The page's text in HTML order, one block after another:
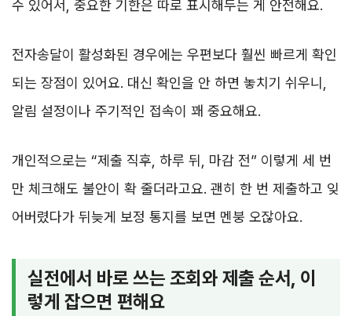
수 있어서, 중요한 기한은 따로 표시해두는 게 안전해요.
전자송달이 활성화된 경우에는 우편보다 훨씬 빠르게 확인
되는 장점이 있어요. 대신 확인을 안 하면 놓치기 쉬우니,
알림 설정이나 주기적인 접속이 꽤 중요해요.
개인적으로는 “제출 직후, 하루 뒤, 마감 전” 이렇게 세 번
만 체크해도 불안이 확 줄더라고요. 괜히 한 번 제출하고 잊
어버렸다가 뒤늦게 보정 통지를 보면 멘붕 오잖아요.
실전에서 바로 쓰는 조회와 제출 순서, 이
렇게 잡으면 편해요